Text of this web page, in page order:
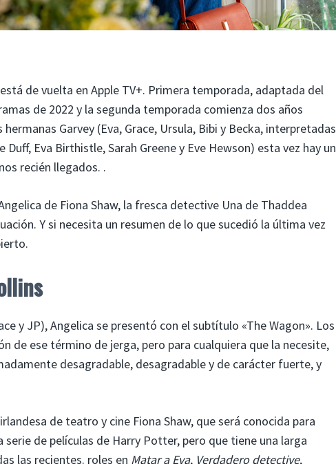
de vuelta en Apple TV+. Primera temporada, adaptada del
de 2022 y la segunda temporada comienza dos años
Garvey (Eva, Grace, Ursula, Bibi y Becka, interpretadas
Eva Birthistle, Sarah Greene y Eve Hewson) esta vez hay un
recién llegados. .
de Fiona Shaw, la fresca detective Una de Thaddea
Y si necesita un resumen de lo que sucedió la última vez
y JP), Angelica se presentó con el subtítulo «The Wagon». Los
de ese término de jerga, pero para cualquiera que la necesite,
desagradable, desagradable y de carácter fuerte, y
de teatro y cine Fiona Shaw, que será conocida para
de películas de Harry Potter, pero que tiene una larga
las recientes. roles en Matar a Eva, Verdadero detective,